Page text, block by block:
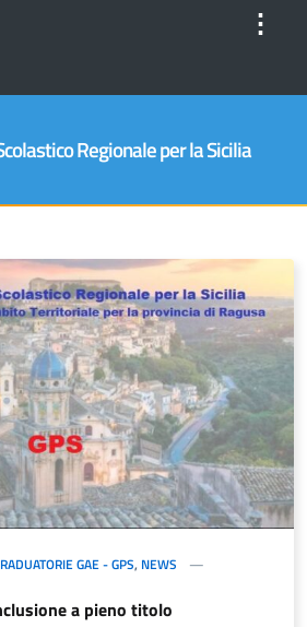
⋮
Regionale per la Sicilia
GAE - GPS, NEWS
a pieno titolo